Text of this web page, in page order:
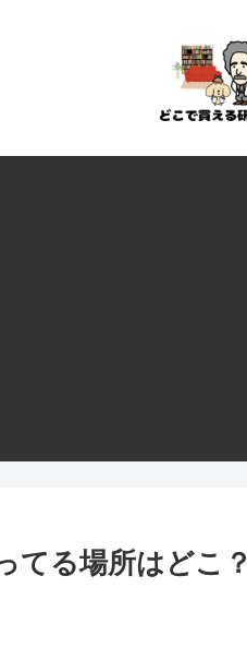
てる場所はどこ？